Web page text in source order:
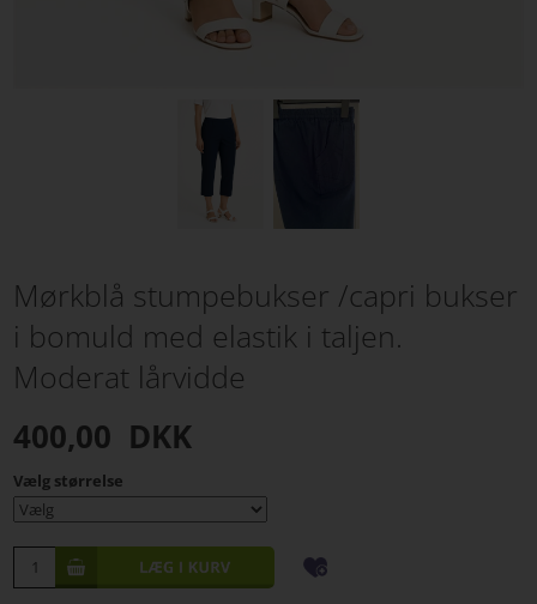
Mørkblå stumpebukser /capri bukser
i bomuld med elastik i taljen.
Moderat lårvidde
400,00 DKK
Vælg størrelse